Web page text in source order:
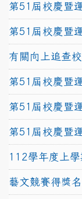
第51屆校慶暨
第51屆校慶暨
有關向上追查
第51屆校慶暨
第51屆校慶暨
第51屆校慶暨
112學年度上
藝文競賽得獎